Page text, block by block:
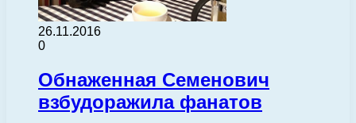
26.11.2016
0
Обнаженная Семенович
взбудоражила фанатов